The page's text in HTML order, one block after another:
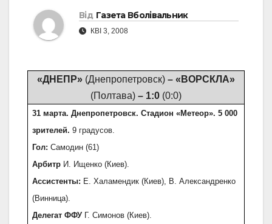
Від Газета Вболівальник
КВІ 3, 2008
«ДНЕПР» (Днепропетровск) – «ВОРСКЛА»
(Полтава) – 1:0 (0:0)
31 марта. Днепропетровск. Стадион «Метеор». 5 000
зрителей. 9 градусов.
Гол: Самодин (61)
Арбитр И. Ищенко (Киев).
Ассистенты: Е. Халамендик (Киев), В. Александренко
(Винница).
Делегат ФФУ Г. Симонов (Киев).